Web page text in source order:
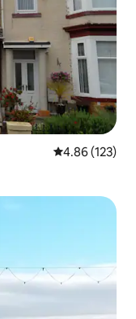
Ukadiriaji wa
4.86 (123)